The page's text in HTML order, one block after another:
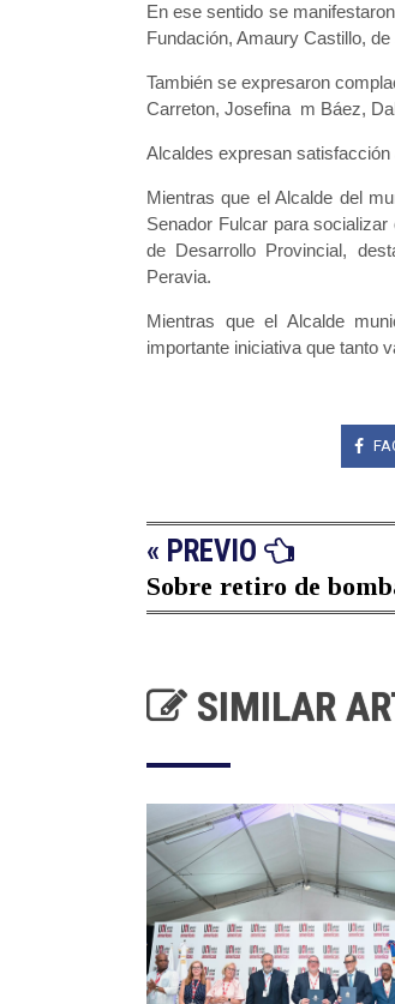
En ese sentido se
Fundación, Amaury Castillo,
También se expresaron
Carreton, Josefina m Báez,
Alcaldes expresan satisfacción
Mientras que el Alcalde del
Senador Fulcar para
de Desarrollo Provincial,
Peravia.
Mientras que el Alcalde
importante iniciativa que tanto
« PREVIO
Sobre retiro de
SIMILAR